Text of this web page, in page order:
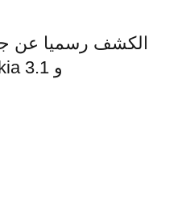
و Nokia 3.1 و Nokia 2.1.